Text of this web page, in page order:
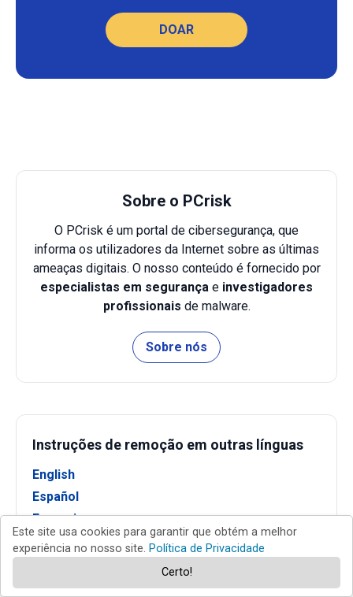
DOAR
Sobre o PCrisk
O PCrisk é um portal de cibersegurança, que
informa os utilizadores da Internet sobre as últimas
ameaças digitais. O nosso conteúdo é fornecido por
especialistas em segurança e investigadores
profissionais de malware.
Sobre nós
Instruções de remoção em outras línguas
English
Español
Français
Italiano
Este site usa cookies para garantir que obtém a melhor
experiência no nosso site. Política de Privacidade
Certo!